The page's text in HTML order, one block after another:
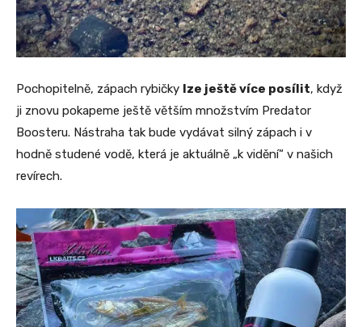
Pochopitelně, zápach rybičky lze ještě více posílit, když
ji znovu pokapeme ještě větším množstvím Predator
Boosteru. Nástraha tak bude vydávat silný zápach i v
hodně studené vodě, která je aktuálně „k vidění“ v našich
revírech.